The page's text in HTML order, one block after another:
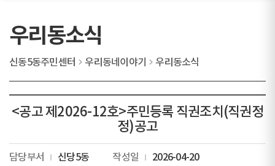
우리동소식
신동5동주민센터 우리동네이야기 우리동소식
<공고 제2026-12호>주민등록 직권조치(직권정
정)공고
담당부서 신당5동 작성일
2026-04-20